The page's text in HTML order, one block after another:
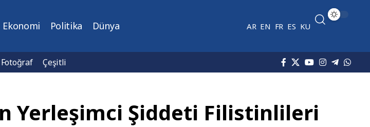
Ekonomi Politika Dünya AR EN FR ES KU
Fotoğraf Çeşitli
Yerleşimci Şiddeti Filistinlileri